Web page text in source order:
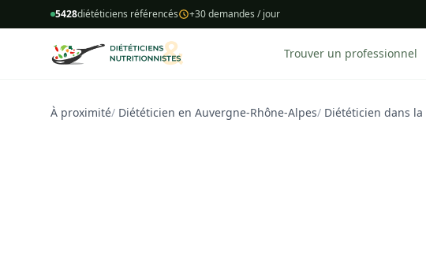
5428diététiciens référencés +30 demandes / jour
Trouver un professionnel
À proximité/ Diététicien en Auvergne-Rhône-Alpes/ Diététicien dans la